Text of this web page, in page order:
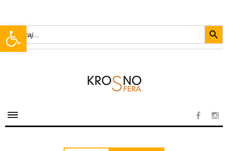
Open toolbar
Search
for: